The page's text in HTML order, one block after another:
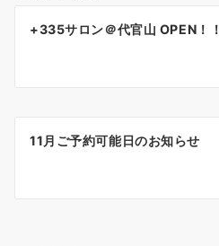
ゲ
シ
+335サロン＠代官山 OPEN！！
11月ご予約可能日のお知らせ